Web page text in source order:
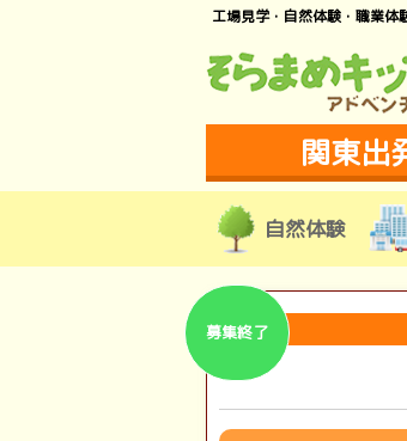
工場見学・自然体験・職業
関東出
自然体験
募集終了